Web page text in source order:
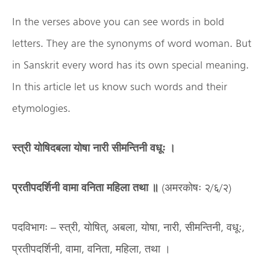
In the verses above you can see words in bold
letters. They are the synonyms of word woman. But
in Sanskrit every word has its own special meaning.
In this article let us know such words and their
etymologies.
स्त्री योषिदबला योषा नारी सीमन्तिनी वधूः ।
प्रतीपदर्शिनी वामा वनिता महिला तथा ॥ (अमरकोषः २/६/२)
पदविभागः – स्त्री, योषित्, अबला, योषा, नारी, सीमन्तिनी, वधूः,
प्रतीपदर्शिनी, वामा, वनिता, महिला, तथा ।